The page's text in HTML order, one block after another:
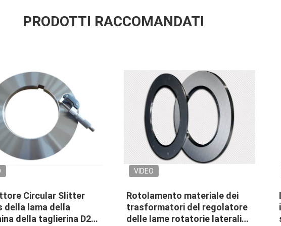
PRODOTTI RACCOMANDATI
rotatorie dei
tosano il taglio delle
di coltelli
Lame di taglio circolari del
laminatoio